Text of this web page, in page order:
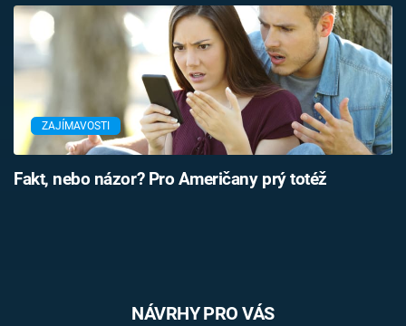
Přihlášení
Sledujte nás
ZAJÍMAVOSTI
Fakt, nebo názor? Pro Američany prý totéž
NÁVRHY PRO VÁS